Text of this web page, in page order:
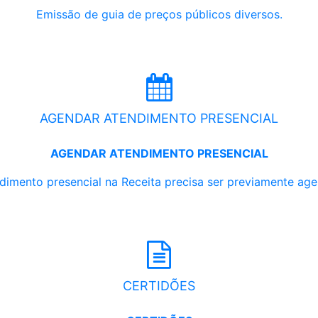
Emissão de guia de preços públicos diversos.
AGENDAR ATENDIMENTO PRESENCIAL
AGENDAR ATENDIMENTO PRESENCIAL
presencial na Receita precisa ser previamente
CERTIDÕES